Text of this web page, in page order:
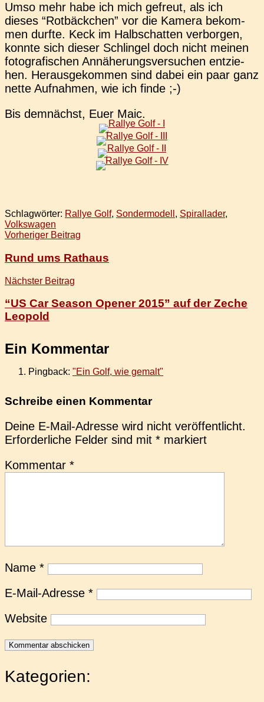
Umso mehr habe ich mich gefreut, als ich
dieses “Rot­bäck­chen” vor die Kamera bekom­
men durfte. Keck im Halb­schat­ten ver­bor­gen,
konnte sich dieser Schlin­gel doch nicht meinen
foto­gra­fi­schen Annä­he­rungs­ver­su­chen ent­zie­
hen. Her­aus­ge­kom­men sind dabei ein paar ganz
nette Auf­nah­men, wie ich finde ;-)
Bis dem­nächst, Euer Maic.
Schlagwörter: Rallye Golf, Sondermodell , Spirallader,
Volkswagen
Beitragsnavigation
Vorheriger Beitrag
Rund ums Rathaus
Nächster Beitrag
“US Car Season Opener 2015” auf der Zeche
Leopold
Ein Kommentar
Pingback: "Ein Golf, wie gemalt"
Schreibe einen Kommentar
Deine E-Mail-Adresse wird nicht veröffentlicht.
Erforderliche Felder sind mit * markiert
Kommentar *
Name *
E-Mail-Adresse *
Website
Kategorien: